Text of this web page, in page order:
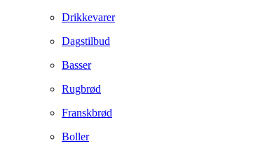
Drikkevarer
Dagstilbud
Basser
Rugbrød
Franskbrød
Boller